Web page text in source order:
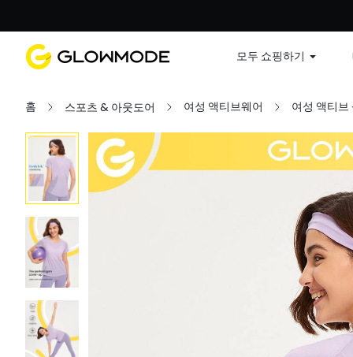
모두 쇼핑하기
홈 스포츠 & 아웃도어 여성 액티브웨어 여성 액티브